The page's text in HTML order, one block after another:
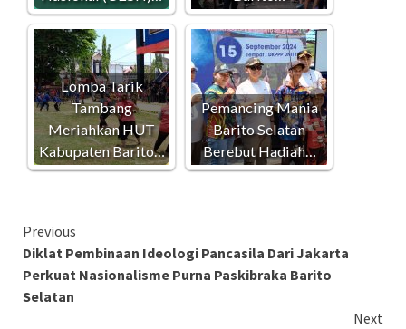
Lomba Tarik
Tambang
Meriahkan HUT
Kabupaten Barito…
Pemancing Mania
Barito Selatan
Berebut Hadiah…
Continue
Reading
Previous
Diklat Pembinaan Ideologi Pancasila Dari Jakarta
Perkuat Nasionalisme Purna Paskibraka Barito
Selatan
Next